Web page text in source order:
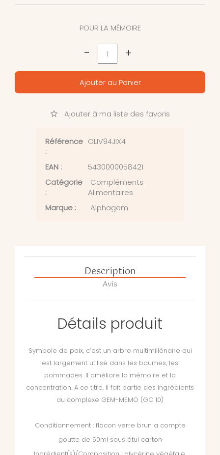
POUR LA MÉMOIRE
- +
Ajouter au Panier
Ajouter à ma liste des favoris
Référence
:
OLIV94JIX4
EAN :
5430000058421
Catégorie
:
Compléments
Alimentaires
Marque :
Alphagem
Description
Avis
Détails produit
Symbole de paix, c’est un arbre multimillénaire qui
est largement utilisé dans les baumes, les
pommades. Il améliore la mémoire et la
concentration. A ce titre, il fait partie des ingrédients
du complexe GEM-MEMO (GC 10)
Conditionnement : flacon verre brun a compte
goutte de 50ml sous étui carton